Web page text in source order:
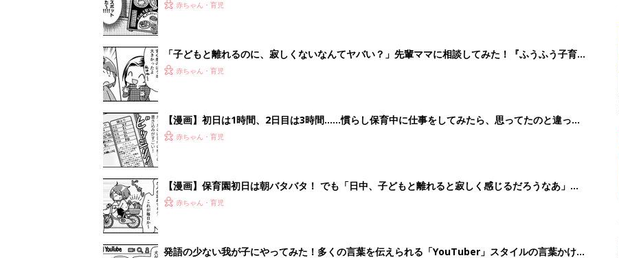
赤ちゃん・育児
「子どもと離れるのに、寂しくないなんてヤバい？」先輩ママに相談してみた！『ふうふう子育て
＃68』
赤ちゃん・育児
【漫画】初日は1時間、2日目は3時間……慣らし保育中に仕事をしてみたら、思ってたのと違っ
て⁉︎『ふうふう子育て ＃67』
赤ちゃん・育児
【漫画】保育園初日は朝バタバタ！ でも「日中、子どもと離れると寂しく感じるだろうなあ」と
感慨もあって…『ふうふう子育て ＃66』
赤ちゃん・育児
発語の少ない我が子にやってみた！多くの言葉を伝えられる「YouTuber」スタイルの言葉かけ